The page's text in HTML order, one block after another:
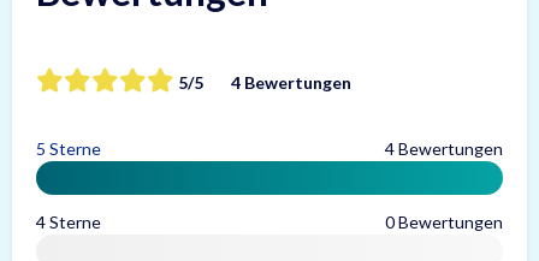
5/5 4 Bewertungen
5 Sterne 4 Bewertungen
4 Sterne 0 Bewertungen